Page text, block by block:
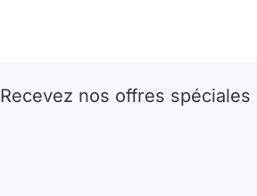
Recevez nos offres spéciales